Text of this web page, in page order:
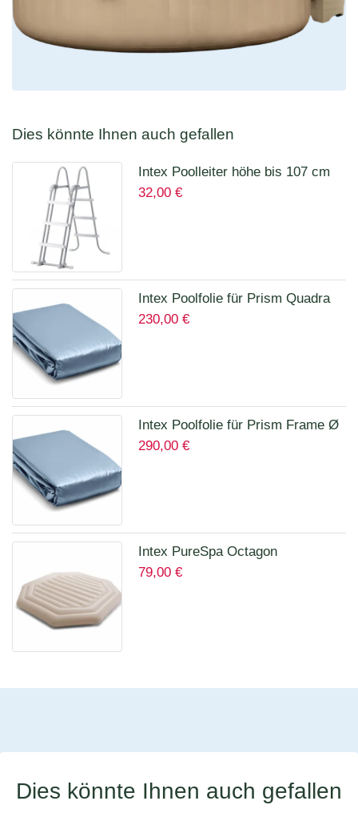
Dies könnte Ihnen auch gefallen
Intex Poolleiter höhe bis 107 cm
28075
32,00 €
Intex Poolfolie für Prism Quadra
400 x 200 x 100 cm 12135A
230,00 €
Intex Poolfolie für Prism Frame Ø
457 x 122 cm Art.12457A
290,00 €
Intex PureSpa Octagon
Isolierende Abdeckung für 28456
79,00 €
Dies könnte Ihnen auch gefallen